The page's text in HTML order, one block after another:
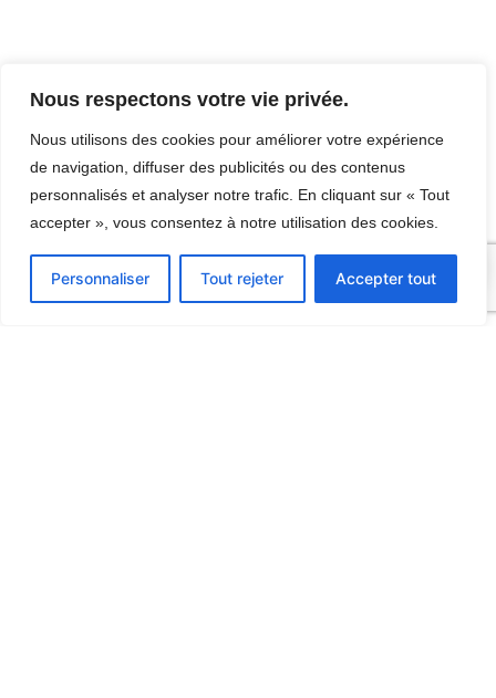
Nous respectons votre vie privée.
Nous utilisons des cookies pour améliorer votre expérience
de navigation, diffuser des publicités ou des contenus
personnalisés et analyser notre trafic. En cliquant sur « Tout
accepter », vous consentez à notre utilisation des cookies.
Personnaliser Tout rejeter Accepter tout